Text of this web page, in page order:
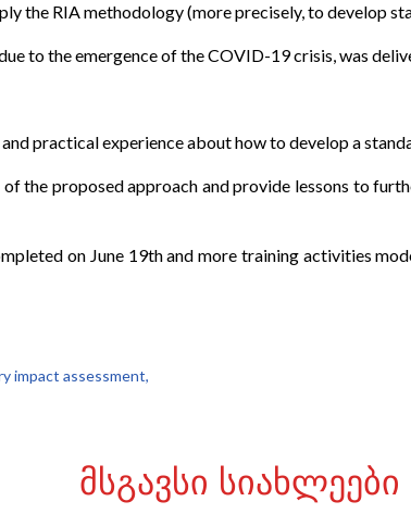
the RIA methodology (more precisely, to develop
to the emergence of the COVID-19 crisis, was
practical experience about how to develop a
the proposed approach and provide lessons to
on June 19th and more training activities
impact assessment,
ᲛᲡᲒᲐᲕᲡᲘ ᲡᲘᲐᲮᲚᲔᲔᲑᲘ